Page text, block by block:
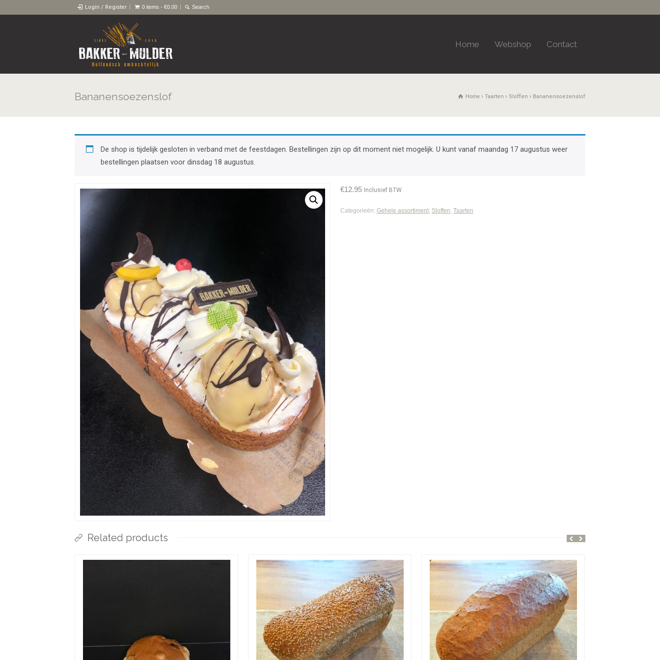
Login / Register 0 items - €0.00
Home Webshop Contact
Bananensoezenslof Home Taarten Sloffen Bananensoezenslof
De shop is tijdelijk gesloten in verband met de feestdagen. Bestellingen zijn op dit moment niet mogelijk. U kunt vanaf maandag 17 augustus weer
bestellingen plaatsen voor dinsdag 18 augustus.
€12.95 Inclusief BTW
Categorieën: Gehele assortiment, Sloffen, Taarten
Related products